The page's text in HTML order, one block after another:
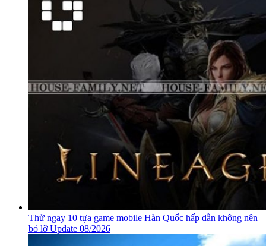
Thử ngay 10 tựa game mobile Hàn Quốc hấp dẫn không nên
bỏ lỡ Update 08/2026